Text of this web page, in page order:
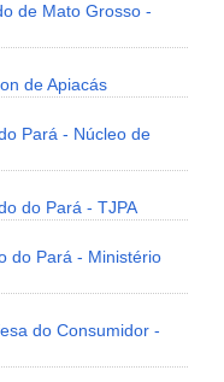
de Mato Grosso -
de Apiacás
Pará - Núcleo de
do Pará - TJPA
do Pará - Ministério
do Consumidor -